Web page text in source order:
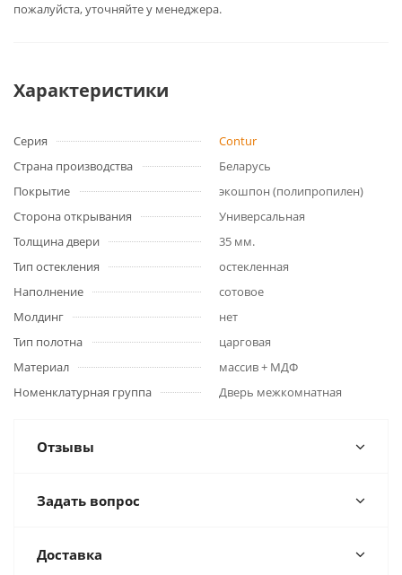
пожалуйста, уточняйте у менеджера.
Характеристики
Серия
Contur
Страна производства
Беларусь
Покрытие
экошпон (полипропилен)
Сторона открывания
Универсальная
Толщина двери
35 мм.
Тип остекления
остекленная
Наполнение
сотовое
Молдинг
нет
Тип полотна
царговая
Материал
массив + МДФ
Номенклатурная группа
Дверь межкомнатная
Отзывы
Задать вопрос
Доставка